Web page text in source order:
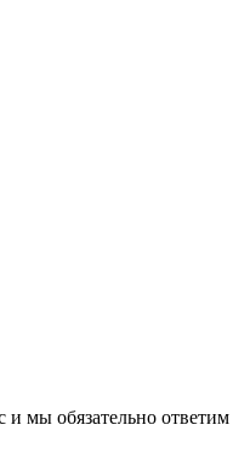
и мы обязательно ответим